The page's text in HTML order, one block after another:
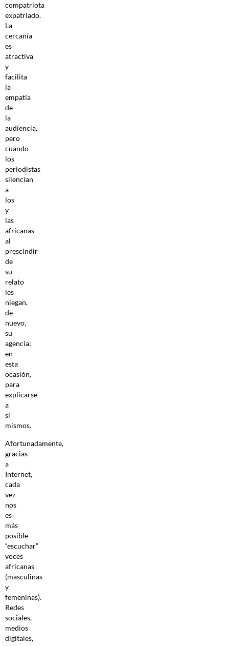
compatriota
expatriado.
La
cercanía
es
atractiva
y
facilita
la
empatía
de
la
audiencia,
pero
cuando
los
periodistas
silencian
a
los
y
las
africanas
al
prescindir
de
su
relato
les
niegan,
de
nuevo,
su
agencia;
en
esta
ocasión,
para
explicarse
a
sí
mismos.
Afortunadamente,
gracias
a
Internet,
cada
vez
nos
es
más
posible
“escuchar”
voces
africanas
(masculinas
y
femeninas).
Redes
sociales,
medios
digitales,